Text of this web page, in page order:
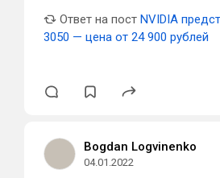
Ответ на пост NVIDIA
3050 — цена от 24 900 рублей
Bogdan Logvinenko
04.01.2022